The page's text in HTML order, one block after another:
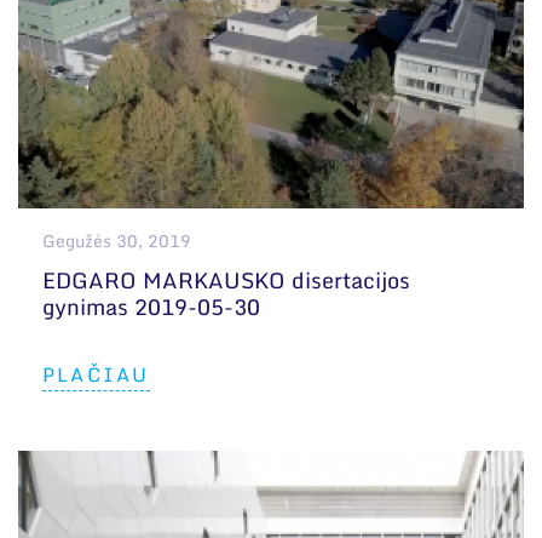
Gegužės 30, 2019
EDGARO MARKAUSKO disertacijos
gynimas 2019-05-30
PLAČIAU